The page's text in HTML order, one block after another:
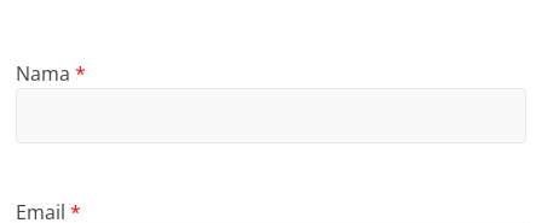
Nama*
Email*